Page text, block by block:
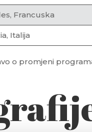
Francuska
Italija
o promjeni